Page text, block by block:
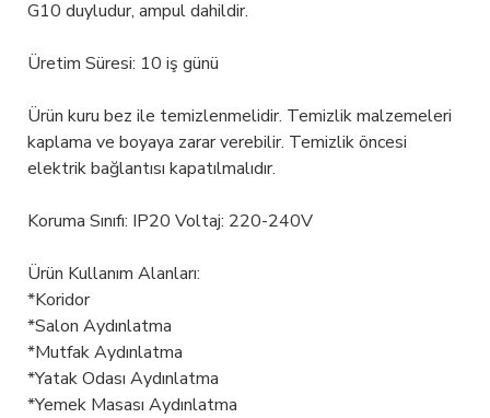
G10 duyludur, ampul dahildir.
Üretim Süresi: 10 iş günü
Ürün kuru bez ile temizlenmelidir. Temizlik malzemeleri
kaplama ve boyaya zarar verebilir. Temizlik öncesi
elektrik bağlantısı kapatılmalıdır.
Koruma Sınıfı: IP20 Voltaj: 220-240V
Ürün Kullanım Alanları:
*Koridor
*Salon Aydınlatma
*Mutfak Aydınlatma
*Yatak Odası Aydınlatma
*Yemek Masası Aydınlatma